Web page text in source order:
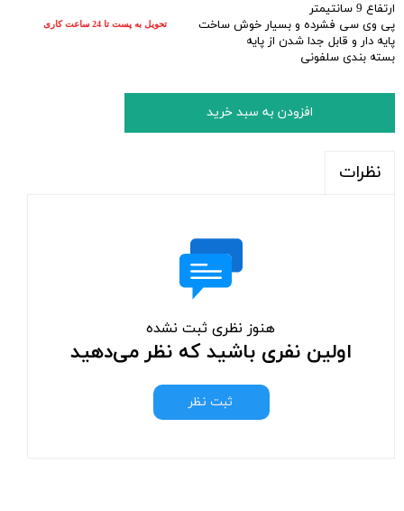
ارتفاع 9 سانتیمتر
پی وی سی فشرده و بسیار خوش ساخت
پایه دار و قابل جدا شدن از پایه
بسته بندی سلفونی
افزودن به سبد خرید
نظرات
هنوز نظری ثبت نشده
اولین نفری باشید که نظر می‌دهید
ثبت نظر
تحویل به پست تا 24 ساعت کاری